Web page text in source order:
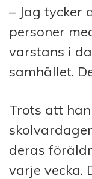
– Jag tycker
personer
varstans i
samhället.
Trots att
deras
varje vecka.